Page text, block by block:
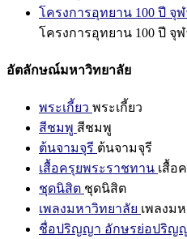
โครงการอุทยาน 100 ปี จุ
โครงการอุทยาน 100 ปี จุ
อัตลักษณ์มหาวิทยาลัย
พระเกี้ยว พระเกี้ยว
สีชมพู สีชมพู
ต้นจามจุรี ต้นจามจุรี
เสื้อครุยพระราชทาน เสื้อ
ชุดนิสิต ชุดนิสิต
เพลงมหาวิทยาลัย เพลงม
ชื่อปริญญา อักษรย่อปริญ